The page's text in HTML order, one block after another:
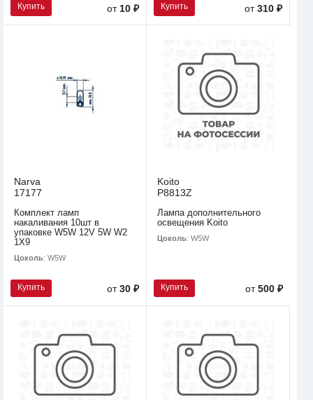
Купить от 10 ₽ Купить от310 ₽
Narva
17177
Комплект ламп
накаливания 10шт в
упаковке W5W 12V 5W W2
1X9
Цоколь: W5W
Купить от30 ₽
Koito
P8813Z
Лампа дополнительного
освещения Koito
Цоколь: W5W
Купить от500 ₽